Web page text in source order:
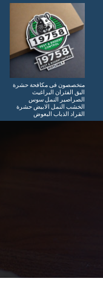
التجاوز
المحتوى
متخصصون فى مكافحة حشرة
البق الفئران البراغيث
الصراصير النمل سوس
الخشب النمل الابيض حشرة
القراد الذباب البعوض